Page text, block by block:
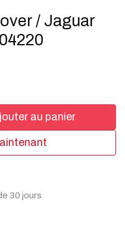
/ Jaguar
au panier
30 jours